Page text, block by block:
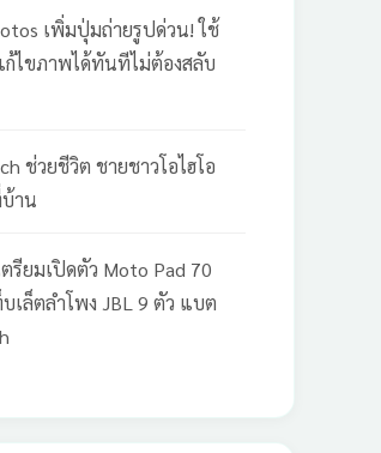
เพิ่มปุ่มถ่ายรูปด่วน! ใช้
ก้ไขภาพได้ทันทีไม่ต้องสลับ
ช่วยชีวิต ชายชาวโอไฮโอ
าน
รียมเปิดตัว Moto Pad 70
เล็ตลำโพง JBL 9 ตัว แบต